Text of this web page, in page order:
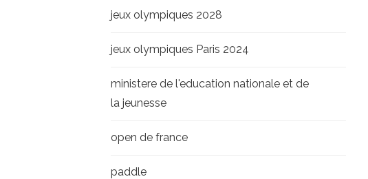
jeux olympiques 2028
jeux olympiques Paris 2024
ministere de l'education nationale et de
la jeunesse
open de france
paddle